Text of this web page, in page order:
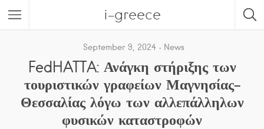
i-greece
September 9, 2024 News
FedHATTA: Ανάγκη στήριξης των
τουριστικών γραφείων Μαγνησίας-
Θεσσαλίας λόγω των αλλεπάλληλων
φυσικών καταστροφών